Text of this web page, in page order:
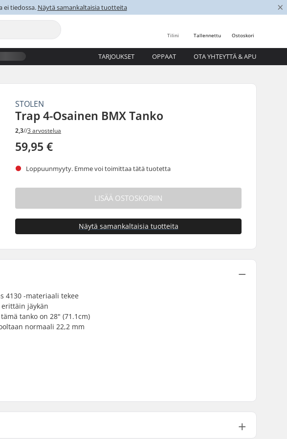
ei tiedossa. Näytä samankaltaisia tuotteita ×
Ostoskori
Tallennettu
Tilini
TARJOUKSET OPPAAT OTA YHTEYTTÄ & APU
STOLEN
Trap 4-Osainen BMX Tanko
2,3//3 arvostelua
59,95 €
Loppuunmyyty. Emme voi toimittaa tätä tuotetta
LISÄÄ OSTOSKORIIN
Näytä samankaltaisia tuotteita
4130 -materiaali tekee
jäykän
tanko on 28" (71.1cm)
normaali 22,2 mm